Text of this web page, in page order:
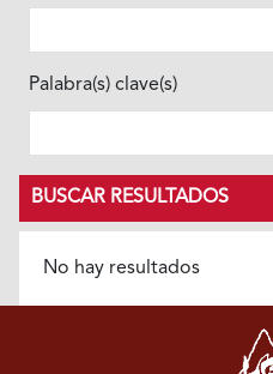
Palabra(s) clave(s)
BUSCAR RESULTADOS
No hay resultados